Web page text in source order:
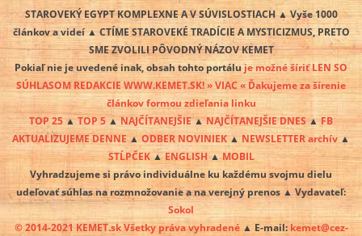
STAROVEKÝ EGYPT KOMPLEXNE A V SÚVISLOSTIACH ▲ Vyše 1000
článkov a videí ▲ CTÍME STAROVEKÉ TRADÍCIE A MYSTICIZMUS, PRETO
SME ZVOLILI PÔVODNÝ NÁZOV KEMET
Pokiaľ nie je uvedené inak, obsah tohto portálu je možné šíriť LEN SO
SÚHLASOM REDAKCIE WWW.KEMET.SK! » VIAC « Ďakujeme za šírenie
článkov formou zdieľania linku
TOP 25 ▲ TOP 5▲NAJČÍTANEJŠIE▲NAJČÍTANEJŠIE DNES ▲FB
AKTUALIZUJEME DENNE▲ODBER NOVINIEK▲ NEWSLETTER archív ▲
STĹPČEK▲ENGLISH▲MOBIL
Vyhradzujeme si právo individuálne ku každému svojmu dielu
udeľovať súhlas na rozmnožovanie a na verejný prenos ▲ Vydavateľ:
Sokol
© 2014-2021 KEMET.sk Všetky práva vyhradené▲ E-mail: kemet@cez-